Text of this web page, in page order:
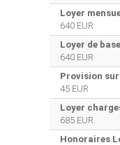
Loyer
640 EUR
Loyer de base
640 EUR
Provision
45 EUR
Loyer
685 EUR
Honoraires